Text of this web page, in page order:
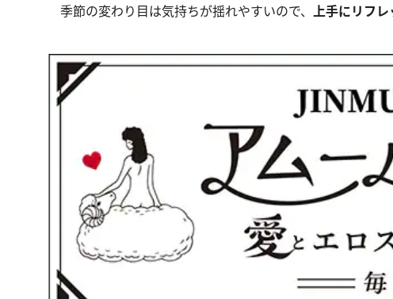
季節の変わり目は気持ちが揺れやすいので、 上手にリフレ